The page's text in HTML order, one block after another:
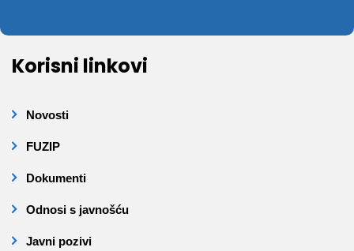
Korisni linkovi
Novosti
FUZIP
Dokumenti
Odnosi s javnošću
Javni pozivi